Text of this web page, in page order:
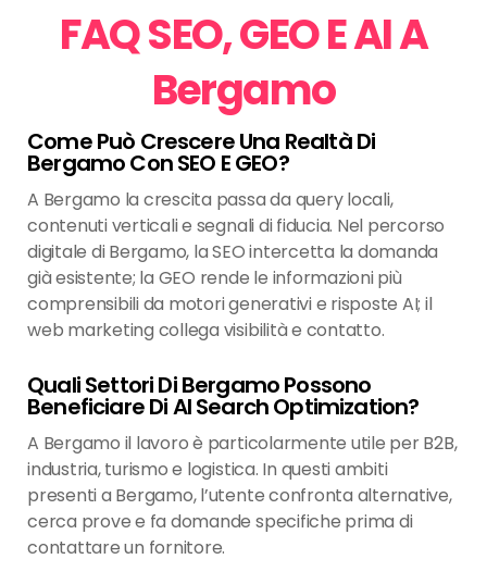
FAQ SEO, GEO E AI A
Bergamo
Come Può Crescere Una Realtà Di
Bergamo Con SEO E GEO?
A Bergamo la crescita passa da query locali,
contenuti verticali e segnali di fiducia. Nel percorso
digitale di Bergamo, la SEO intercetta la domanda
già esistente; la GEO rende le informazioni più
comprensibili da motori generativi e risposte AI; il
web marketing collega visibilità e contatto.
Quali Settori Di Bergamo Possono
Beneficiare Di AI Search Optimization?
A Bergamo il lavoro è particolarmente utile per B2B,
industria, turismo e logistica. In questi ambiti
presenti a Bergamo, l’utente confronta alternative,
cerca prove e fa domande specifiche prima di
contattare un fornitore.